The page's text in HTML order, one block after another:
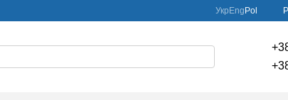
Укр Eng Pol